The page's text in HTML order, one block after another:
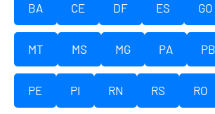
BA CE DF ES GO
MT MS MG PA PB
PE PI RN RS RO